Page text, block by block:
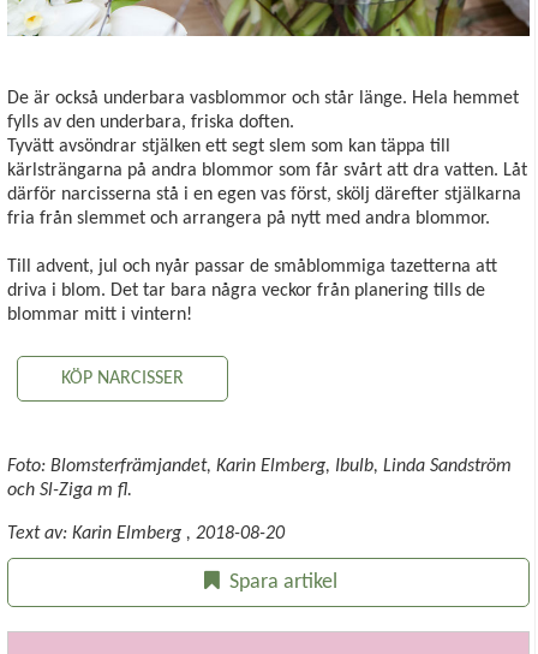
De är också underbara vasblommor och står länge. Hela hemmet
fylls av den underbara, friska doften.
Tyvätt avsöndrar stjälken ett segt slem som kan täppa till
kärlsträngarna på andra blommor som får svårt att dra vatten. Låt
därför narcisserna stå i en egen vas först, skölj därefter stjälkarna
fria från slemmet och arrangera på nytt med andra blommor.
Till advent, jul och nyår passar de småblommiga tazetterna att
driva i blom. Det tar bara några veckor från planering tills de
blommar mitt i vintern!
KÖP NARCISSER
Foto: Blomsterfrämjandet, Karin Elmberg, Ibulb, Linda Sandström
och Sl-Ziga m fl.
Text av: Karin Elmberg , 2018-08-20
Spara artikel